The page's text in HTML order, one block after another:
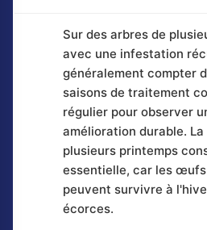
Sur des arbres de
avec une infestation
généralement compter
saisons de traitement
régulier pour observer
amélioration durable.
plusieurs printemps
essentielle, car les
peuvent survivre à
écorces.